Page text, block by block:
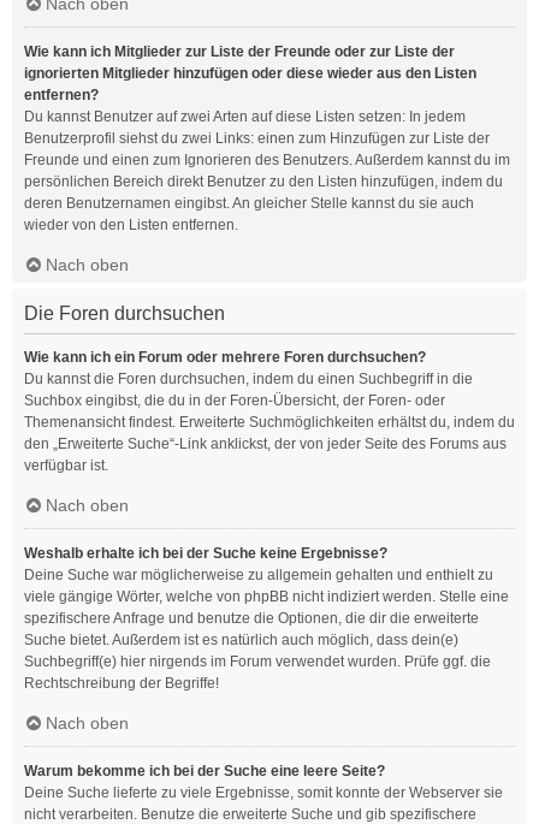
Wie kann ich Mitglieder zur Liste der Freunde oder zur Liste der
ignorierten Mitglieder hinzufügen oder diese wieder aus den Listen
entfernen?
Du kannst Benutzer auf zwei Arten auf diese Listen setzen: In jedem
Benutzerprofil siehst du zwei Links: einen zum Hinzufügen zur Liste der
Freunde und einen zum Ignorieren des Benutzers. Außerdem kannst du im
persönlichen Bereich direkt Benutzer zu den Listen hinzufügen, indem du
deren Benutzernamen eingibst. An gleicher Stelle kannst du sie auch
wieder von den Listen entfernen.
Nach oben
Die Foren durchsuchen
Wie kann ich ein Forum oder mehrere Foren durchsuchen?
Du kannst die Foren durchsuchen, indem du einen Suchbegriff in die
Suchbox eingibst, die du in der Foren-Übersicht, der Foren- oder
Themenansicht findest. Erweiterte Suchmöglichkeiten erhältst du, indem du
den „Erweiterte Suche“-Link anklickst, der von jeder Seite des Forums aus
verfügbar ist.
Nach oben
Weshalb erhalte ich bei der Suche keine Ergebnisse?
Deine Suche war möglicherweise zu allgemein gehalten und enthielt zu
viele gängige Wörter, welche von phpBB nicht indiziert werden. Stelle eine
spezifischere Anfrage und benutze die Optionen, die dir die erweiterte
Suche bietet. Außerdem ist es natürlich auch möglich, dass dein(e)
Suchbegriff(e) hier nirgends im Forum verwendet wurden. Prüfe ggf. die
Rechtschreibung der Begriffe!
Nach oben
Warum bekomme ich bei der Suche eine leere Seite?
Deine Suche lieferte zu viele Ergebnisse, somit konnte der Webserver sie
nicht verarbeiten. Benutze die erweiterte Suche und gib spezifischere